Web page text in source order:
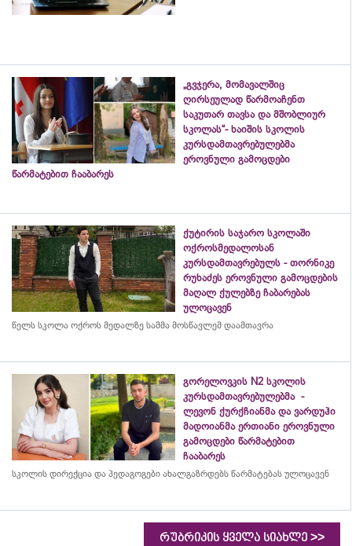
„გვჯერა, მომავალშიც
ღირსეულად წარმოაჩენთ
საკუთარ თავსა და მშობლიურ
სკოლას“- ხაიშის სკოლის
კურსდამთავრებულებმა
ეროვნული გამოცდები
წარმატებით ჩააბარეს
ქუტირის საჯარო სკოლაში
ოქროსმედალოსან
კურსდამთავრებულს - თორნიკე
რუხაძეს ეროვნული გამოცდების
მაღალ ქულებზე ჩაბარებას
ულოცავენ
წელს სკოლა ოქროს მედალზე სამმა მოსწავლემ დაამთავრა
გორელოვკის N2 სკოლის
კურსდამთავრებულებმა -
ლევონ ქურქჩიანმა და ვარდუჰი
მადოიანმა ერთიანი ეროვნული
გამოცდები წარმატებით
ჩააბარეს
სკოლის დირექცია და პედაგოგები ახალგაზრდებს წარმატებას ულოცავენ
რუბრიკის ყველა სიახლე >>